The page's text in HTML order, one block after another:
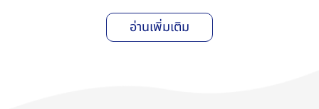
อ่านเพิ่มเติม